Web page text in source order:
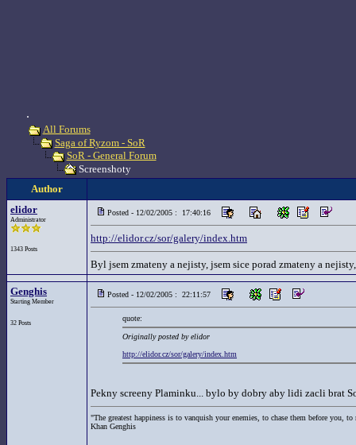
.
All Forums
Saga of Ryzom - SoR
SoR - General Forum
Screenshoty
Author
elidor
Administrator
1343 Posts
Posted - 12/02/2005 : 17:40:16
http://elidor.cz/sor/galery/index.htm
Byl jsem zmateny a nejisty, jsem sice porad zmateny a
Genghis
Starting Member
32 Posts
Posted - 12/02/2005 : 22:11:57
quote:
Originally posted by elidor
http://elidor.cz/sor/galery/index.htm
Pekny screeny Plaminku... bylo by dobry aby lidi zacli brat
"The greatest happiness is to vanquish your enemies, to chase them before you,
Khan Genghis